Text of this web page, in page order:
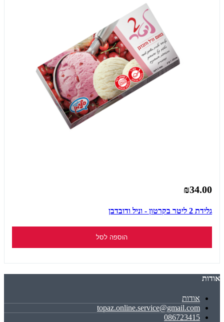
₪34.00
גלידת 2 ליטר בקרטון - וניל ודובדבן
הוספה לסל
אודות
אודות
topaz.online.service@gmail.com
086723415